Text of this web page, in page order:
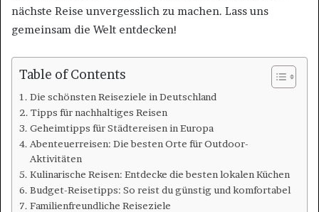
nächste Reise unvergesslich zu machen. Lass uns
gemeinsam die Welt entdecken!
Table of Contents
Die schönsten Reiseziele in Deutschland
Tipps für nachhaltiges Reisen
Geheimtipps für Städtereisen in Europa
Abenteuerreisen: Die besten Orte für Outdoor-
Aktivitäten
Kulinarische Reisen: Entdecke die besten lokalen Küchen
Budget-Reisetipps: So reist du günstig und komfortabel
Familienfreundliche Reiseziele